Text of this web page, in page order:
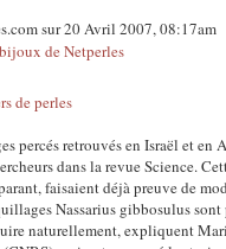
sur 20 Avril 2007, 08:17am
de Netperles
de perles
percés retrouvés en Israël et
dans la revue Science.
faisaient déjà preuve de
Nassarius gibbosulus
naturellement, expliquent